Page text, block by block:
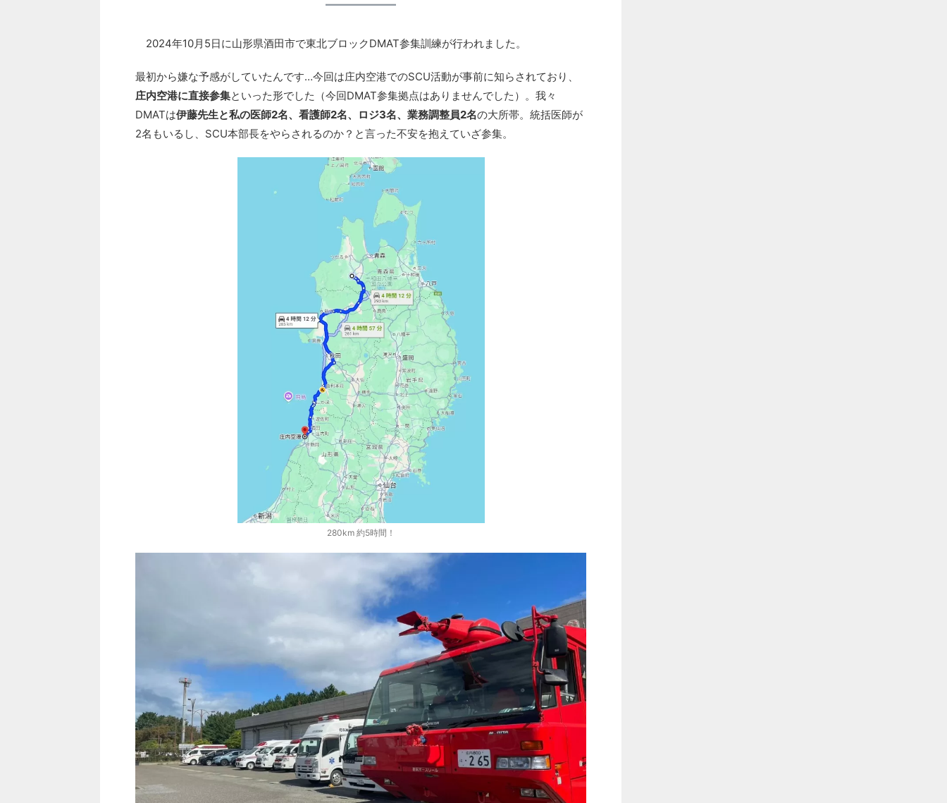
2024年10月5日に山形県酒田市で東北ブロックDMAT参集訓練が行われました。
最初から嫌な予感がしていたんです…今回は庄内空港でのSCU活動が事前に知らされており、
庄内空港に直接参集といった形でした（今回DMAT参集拠点はありませんでした）。我々
DMATは伊藤先生と私の医師2名、看護師2名、ロジ3名、業務調整員2名の大所帯。統括医師が
2名もいるし、SCU本部長をやらされるのか？と言った不安を抱えていざ参集。
280km 約5時間！